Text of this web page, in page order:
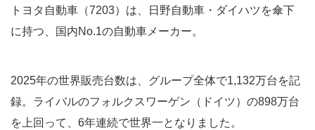
トヨタ自動車（7203）は、日野自動車・ダイハツを傘下
に持つ、国内No.1の自動車メーカー。
2025年の世界販売台数は、グループ全体で1,132万台を記
録。ライバルのフォルクスワーゲン（ドイツ）の898万台
を上回って、6年連続で世界一となりました。